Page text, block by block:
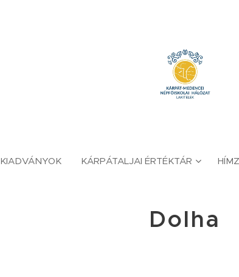
KIADVÁNYOK KÁRPÁTALJAI ÉRTÉKTÁR
Dolha